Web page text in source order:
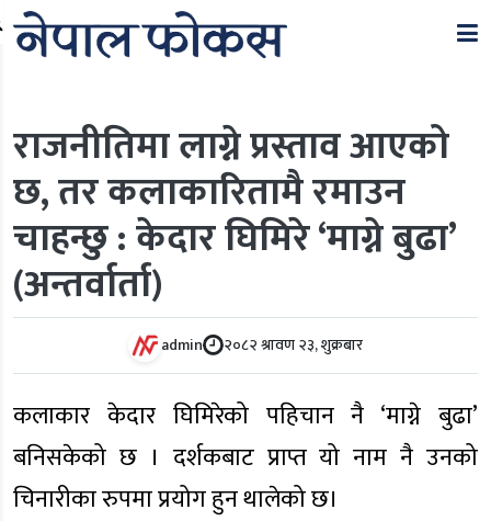
राजनीतिमा लाग्ने प्रस्ताव आएको
छ, तर कलाकारितामै रमाउन
चाहन्छु : केदार घिमिरे ‘माग्ने बुढा’
(अन्तर्वार्ता)
admin २०८२ श्रावण २३, शुक्रबार
कलाकार केदार घिमिरेको पहिचान नै ‘माग्ने बुढा’
बनिसकेको छ । दर्शकबाट प्राप्त यो नाम नै उनको
चिनारीका रुपमा प्रयोग हुन थालेको छ।